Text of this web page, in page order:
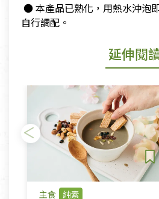
● 本產品已熟化，用熱水沖泡
自行調配。
延伸閱
主食 純素